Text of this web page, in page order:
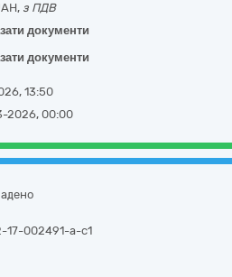
з ПДВ
документи
документи
13:50
2026, 00:00
17-002491-a-c1